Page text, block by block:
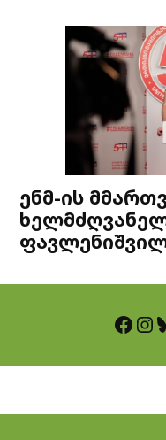
ენმ-ის
Facebook InstagramBluesky